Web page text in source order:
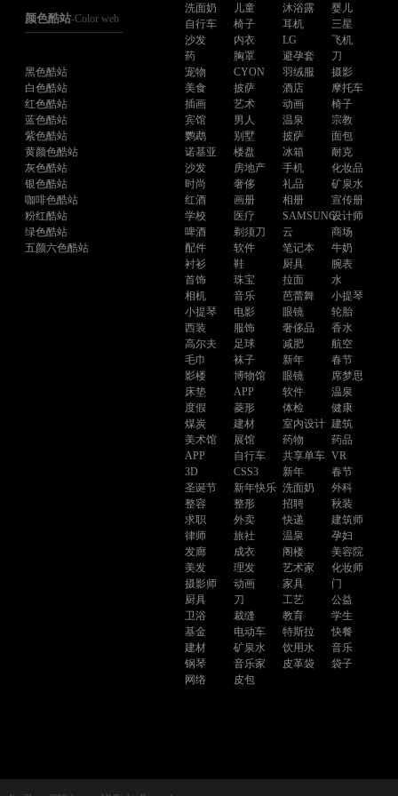
颜色酷站-Color web
黑色酷站
白色酷站
红色酷站
蓝色酷站
紫色酷站
黄颜色酷站
灰色酷站
银色酷站
咖啡色酷站
粉红酷站
绿色酷站
五颜六色酷站
洗面奶 儿童 沐浴露
婴儿
自行车
椅子 耳机
三星
沙发
内衣 LG
飞机
药
胸罩 避孕套
刀
宠物
CYON 羽绒服
摄影
美食
披萨 酒店
摩托车
插画
艺术 动画
椅子
宾馆
男人 温泉
宗教
鹦鹉
别墅 披萨
面包
诺基亚
楼盘 冰箱
耐克
沙发
房地产 手机
化妆品
时尚
奢侈 礼品
矿泉水
红酒
画册 相册
宣传册
学校
医疗 SAMSUNG设计师
啤酒
剃须刀 云
商场
配件
软件 笔记本
牛奶
衬衫
鞋 厨具
腕表
首饰
珠宝 拉面
水
相机
音乐 芭蕾舞
小提琴
小提琴
电影 眼镜
轮胎
西装
服饰 奢侈品
香水
高尔夫
足球 减肥
航空
毛巾
袜子 新年
春节
影楼
博物馆 眼镜
席梦思
床垫
APP 软件
温泉
度假
菱形 体检
健康
煤炭
建材 室内设计 建筑
美术馆
展馆 药物
药品
APP
自行车 共享单车 VR
3D
CSS3 新年
春节
圣诞节
新年快乐 洗面奶
外科
整容
整形 招聘
秋装
求职
外卖 快递
建筑师
律师
旅社 温泉
孕妇
发廊
成衣 阁楼
美容院
美发
理发 艺术家
化妆师
摄影师
动画 家具
门
厨具
刀 工艺
公益
卫浴
裁缝 教育
学生
基金
电动车 特斯拉
快餐
建材
矿泉水 饮用水
音乐
钢琴
音乐家 皮革袋
袋子
网络
皮包